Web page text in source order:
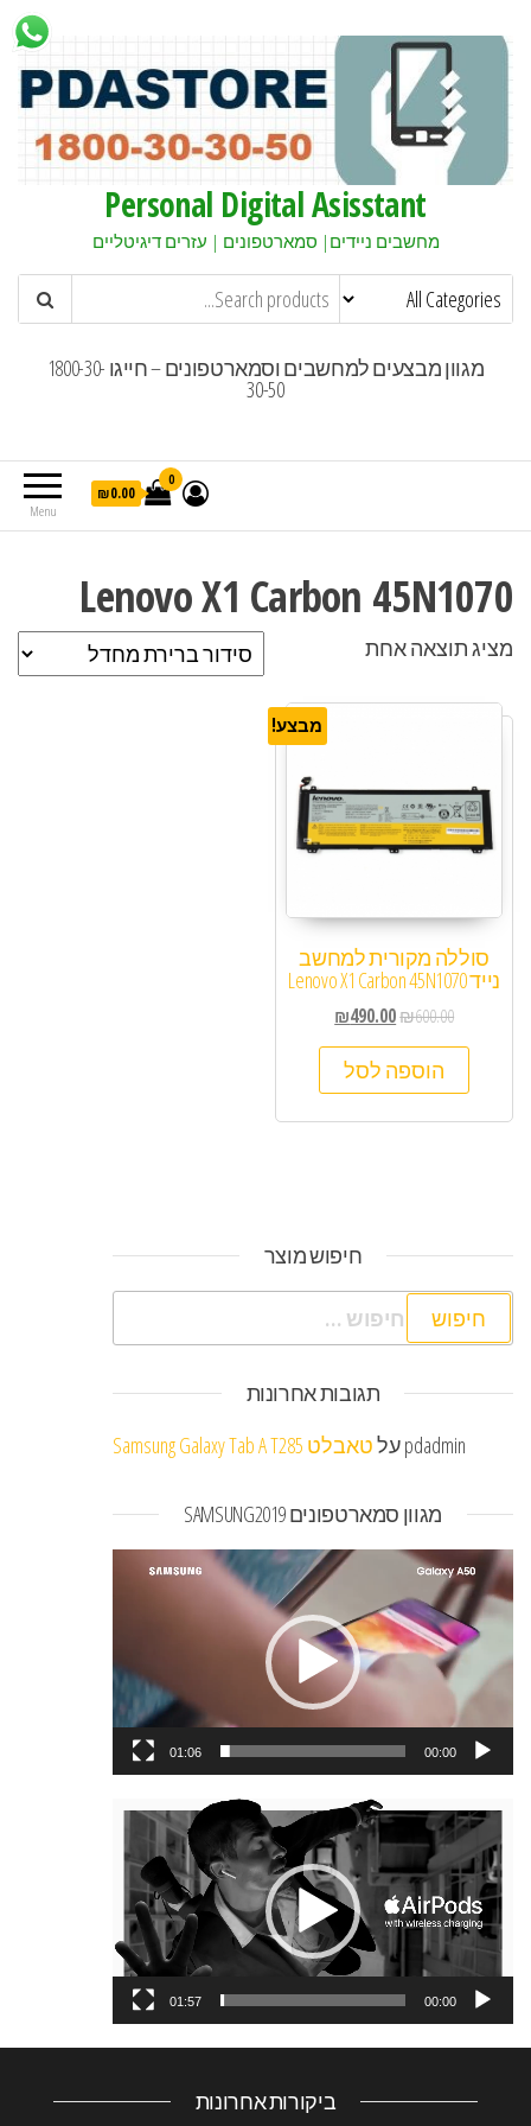
Personal Digital Asisstant
מחשבים ניידים| סמארטפונים | עזרים דיגיטליים
מגוון מבצעים למחשבים וסמארטפונים – חייגו 1800-30-
30-50
Menu
0
₪0.00
Lenovo X1 Carbon 45N1070
מציג תוצאה אחת
מבצע!
סוללה מקורית למחשב
נייד Lenovo X1 Carbon 45N1070
₪600.00
₪490.00
הוספה לסל
חיפוש מוצר
חיפוש:
תגובות אחרונות
pdadminעלטאבלט Samsung Galaxy Tab A T285
מגוון סמארטפונים SAMSUNG2019
נגן
וידאו
00:00
01:06
נגן
וידאו
00:00
01:57
ביקורות אחרונות